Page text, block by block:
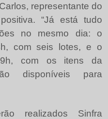
representante do
“Já está tudo
no mesmo dia: o
com seis lotes, e o
com os itens da
disponíveis para
realizados Sinfra